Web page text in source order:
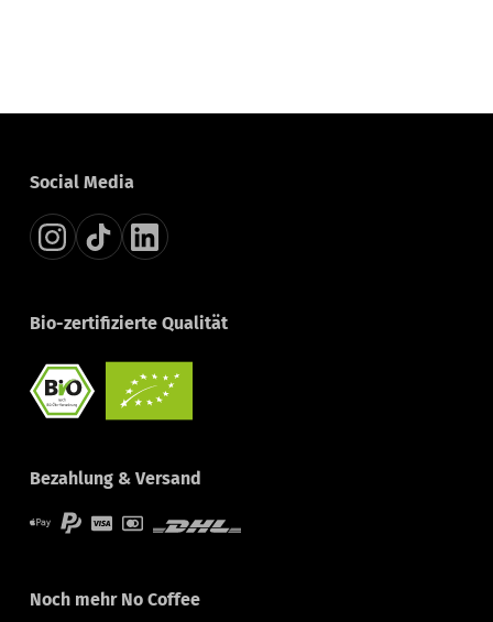
Social Media
Bio-zertifizierte Qualität
Bezahlung & Versand
Noch mehr No Coffee